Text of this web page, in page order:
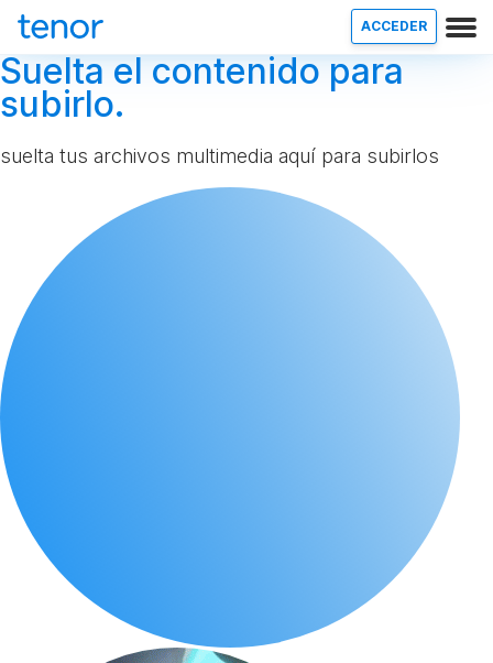
ACCEDER
Suelta el contenido para
subirlo.
suelta tus archivos multimedia aquí para subirlos